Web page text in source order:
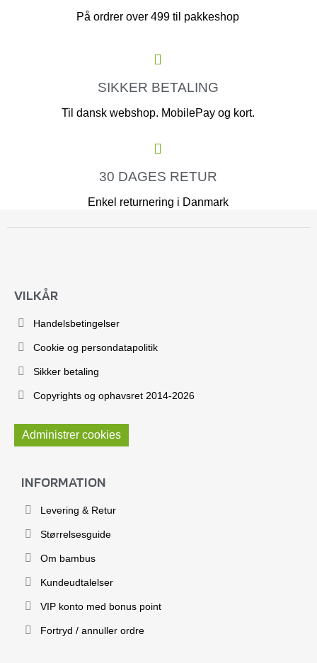
På ordrer over 499 til pakkeshop
SIKKER BETALING
Til dansk webshop. MobilePay og kort.
30 DAGES RETUR
Enkel returnering i Danmark
VILKÅR
Handelsbetingelser
Cookie og persondatapolitik
Sikker betaling
Copyrights og ophavsret 2014-2026
Administrer cookies
INFORMATION
Levering & Retur
Størrelsesguide
Om bambus
Kundeudtalelser
VIP konto med bonus point
Fortryd / annuller ordre